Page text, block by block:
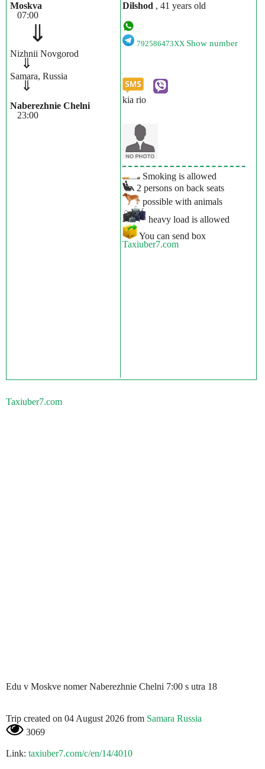
Moskva
07:00
⇓
Nizhnii Novgorod
⇓
Samara, Russia
⇓
Naberezhnie Chelni
23:00
Dilshod , 41 years old
792586473XX Show number
kia rio
Smoking is allowed
2 persons on back seats
possible with animals
heavy load is allowed
You can send box
Taxiuber7.com
Taxiuber7.com
Edu v Moskve nomer Naberezhnie Chelni 7:00 s utra 18
Trip created on 04 August 2026 from Samara Russia
3069
Link: taxiuber7.com/c/en/14/4010